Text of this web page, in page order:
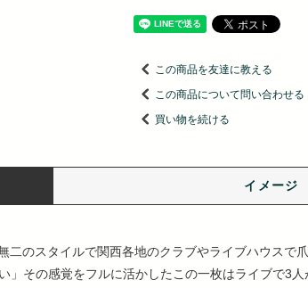
この商品を友達に教える
この商品について問い合わせる
買い物を続ける
イメージ
のスタイルで関西各地のクラブやライブハウスで
その感覚をフルに活かしたこの一枚はライブで3